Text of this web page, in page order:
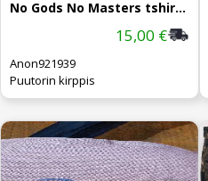
No Gods No Masters tshirt XL
15,00 €
Anon921939
Puutorin kirppis